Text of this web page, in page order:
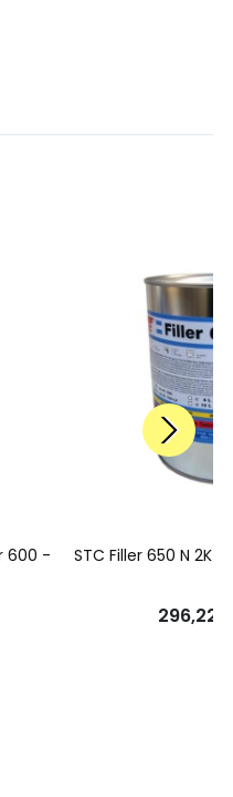
600 -
STC Filler 650 N 2K -
296,22